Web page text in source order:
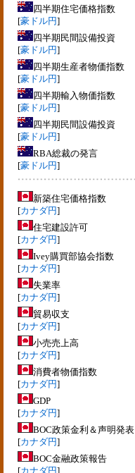
四半期住宅価格指数
[豪ドル円]
四半期民間設備投資
[豪ドル円]
四半期生産者物価指数
[豪ドル円]
四半期輸入物価指数
[豪ドル円]
四半期民間設備投資
[豪ドル円]
RBA総裁の発言
[豪ドル円]
新築住宅価格指数
[カナダ円]
住宅建設許可
[カナダ円]
Ivey購買部協会指数
[カナダ円]
失業率
[カナダ円]
貿易収支
[カナダ円]
小売売上高
[カナダ円]
消費者物価指数
[カナダ円]
GDP
[カナダ円]
BOC政策金利＆声明発表
[カナダ円]
BOC金融政策報告
[カナダ円]